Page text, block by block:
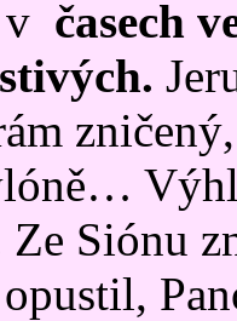
časech
Ze Siónu